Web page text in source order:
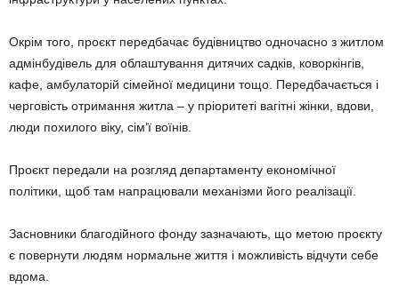
Окрім того, проєкт передбачає будівництво одночасно з житлом
адмінбудівель для облаштування дитячих садків, коворкінгів,
кафе, амбулаторій сімейної медицини тощо. Передбачається і
черговість отримання житла – у пріоритеті вагітні жінки, вдови,
люди похилого віку, сім’ї воїнів.
Проєкт передали на розгляд департаменту економічної
політики, щоб там напрацювали механізми його реалізації.
Засновники благодійного фонду зазначають, що метою проєкту
є повернути людям нормальне життя і можливість відчути себе
вдома.